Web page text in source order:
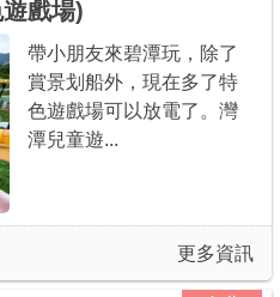
戲場)
帶小朋友來碧潭玩，除了
賞景划船外，現在多了特
色遊戲場可以放電了。灣
潭兒童遊...
更多資訊